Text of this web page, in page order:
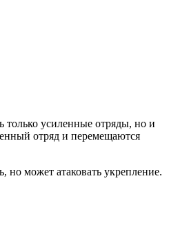
усиленные отряды, но и
отряд и перемещаются
но может атаковать укрепление.